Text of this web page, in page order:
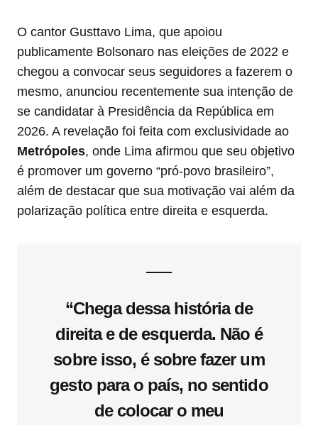
O cantor Gusttavo Lima, que apoiou
publicamente Bolsonaro nas eleições de 2022 e
chegou a convocar seus seguidores a fazerem o
mesmo, anunciou recentemente sua intenção de
se candidatar à Presidência da República em
2026. A revelação foi feita com exclusividade ao
Metrópoles, onde Lima afirmou que seu objetivo
é promover um governo “pró-povo brasileiro”,
além de destacar que sua motivação vai além da
polarização política entre direita e esquerda.
“Chega dessa história de
direita e de esquerda. Não é
sobre isso, é sobre fazer um
gesto para o país, no sentido
de colocar o meu